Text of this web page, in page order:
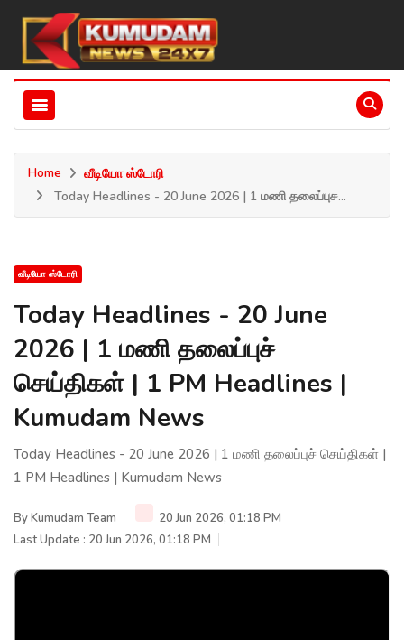
Home
வீடியோ ஸ்டோரி
Today Headlines - 20 June 2026 | 1 மணி தலைப்புச...
வீடியோ ஸ்டோரி
Today Headlines - 20 June
2026 | 1 மணி தலைப்புச்
செய்திகள் | 1 PM Headlines |
Kumudam News
Today Headlines - 20 June 2026 | 1 மணி தலைப்புச் செய்திகள் |
1 PM Headlines | Kumudam News
ByKumudam Team
20 Jun 2026, 01:18 PM
Last Update : 20 Jun 2026, 01:18 PM